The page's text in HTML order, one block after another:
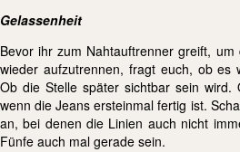
Gelassenheit
Bevor ihr zum Nahtauftrenner greift,
wieder aufzutrennen, fragt euch, ob es
Ob die Stelle später sichtbar sein wird.
wenn die Jeans ersteinmal fertig ist.
an, bei denen die Linien auch nicht
Fünfe auch mal gerade sein.